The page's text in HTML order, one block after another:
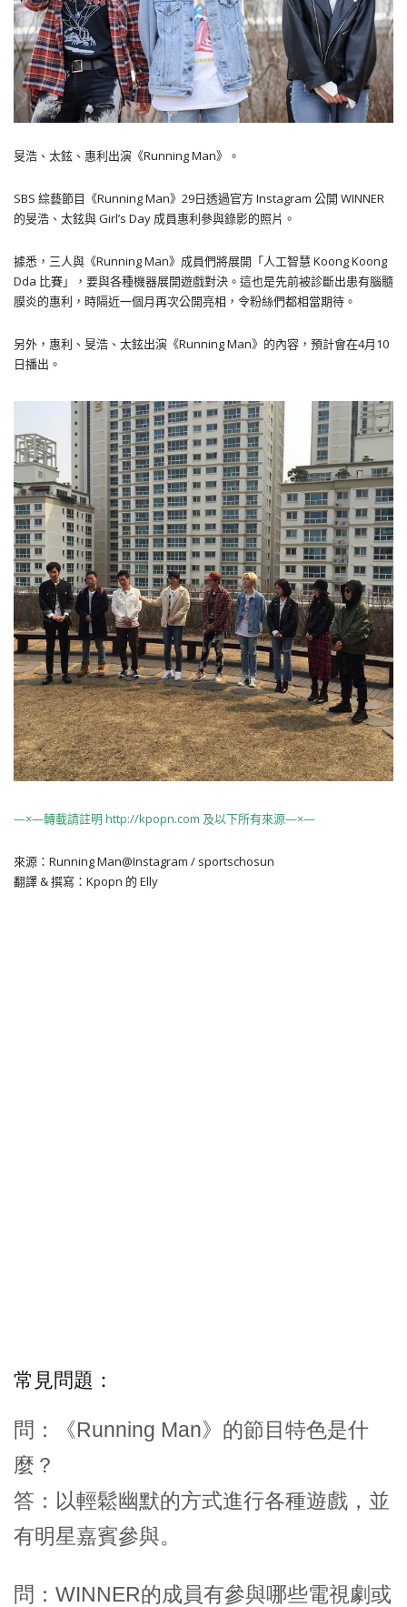
旻浩、太鉉、惠利出演《Running Man》。
SBS 綜藝節目《Running Man》29日透過官方 Instagram 公開 WINNER
的旻浩、太鉉與 Girl’s Day 成員惠利參與錄影的照片。
據悉，三人與《Running Man》成員們將展開「人工智慧 Koong Koong
Dda 比賽」，要與各種機器展開遊戲對決。這也是先前被診斷出患有腦髓
膜炎的惠利，時隔近一個月再次公開亮相，令粉絲們都相當期待。
另外，惠利、旻浩、太鉉出演《Running Man》的內容，預計會在4月10
日播出。
—×—轉載請註明 http://kpopn.com 及以下所有來源—×—
來源：Running Man@Instagram / sportschosun
翻譯 & 撰寫：Kpopn 的 Elly
常見問題：
問：《Running Man》的節目特色是什
麼？
答：以輕鬆幽默的方式進行各種遊戲，並
有明星嘉賓參與。
問：WINNER的成員有參與哪些電視劇或